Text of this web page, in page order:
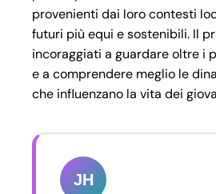
provenienti dai loro contesti
futuri più equi e sostenibili. Il
incoraggiati a guardare oltre i
e a comprendere meglio le
che influenzano la vita dei
JH